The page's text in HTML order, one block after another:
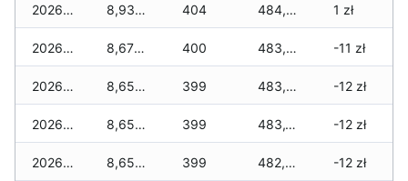
2026-05-24 8,930 zł 404 484,255 zł 1 zł
2026-05-23 8,670 zł 400 483,630 zł -11 zł
2026-05-22 8,650 zł 399 483,530 zł -12 zł
2026-05-21 8,650 zł 399 483,165 zł -12 zł
2026-05-20 8,650 zł 399 482,990 zł -12 zł